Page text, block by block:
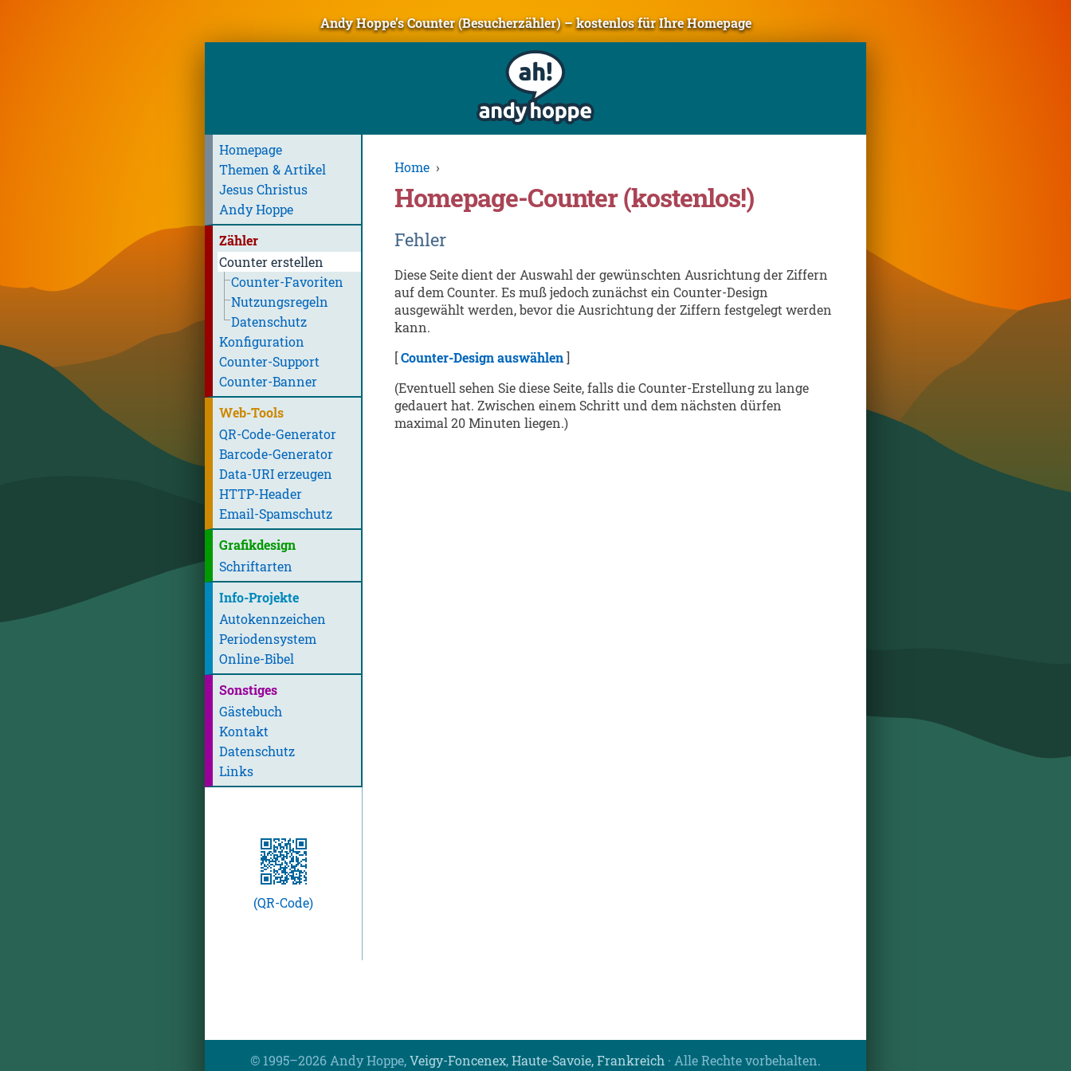
Andy Hoppe’s Counter (Besucherzähler) – kostenlos für Ihre Homepage
Homepage
Themen & Artikel
Jesus Christus
Andy Hoppe
Zähler
Counter erstellen
Counter-Favoriten
Nutzungsregeln
Datenschutz
Konfiguration
Counter-Support
Counter-Banner
Web-Tools
QR-Code-Generator
Barcode-Generator
Data-URI erzeugen
HTTP-Header
Email-Spamschutz
Grafikdesign
Schriftarten
Info-Projekte
Autokennzeichen
Periodensystem
Online-Bibel
Sonstiges
Gästebuch
Kontakt
Datenschutz
Links
(QR-Code)
Home ›
Homepage-Counter (kostenlos!)
Fehler
Diese Seite dient der Auswahl der gewünschten Ausrichtung der Ziffern
auf dem Counter. Es muß jedoch zunächst ein Counter-Design
ausgewählt werden, bevor die Ausrichtung der Ziffern festgelegt werden
kann.
[Counter-Design auswählen]
(Eventuell sehen Sie diese Seite, falls die Counter-Erstellung zu lange
gedauert hat. Zwischen einem Schritt und dem nächsten dürfen
maximal 20 Minuten liegen.)
© 1995–2026 Andy Hoppe,Veigy-Foncenex,Haute-Savoie, Frankreich · Alle Rechte vorbehalten.